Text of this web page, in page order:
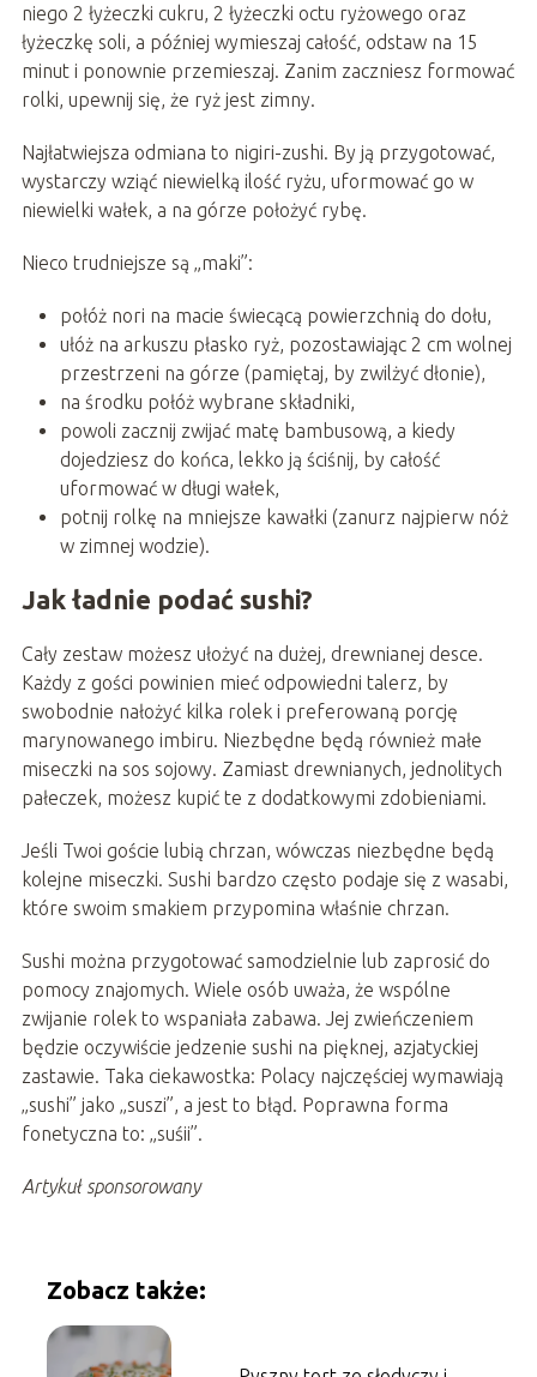
niego 2 łyżeczki cukru, 2 łyżeczki octu ryżowego oraz
łyżeczkę soli, a później wymieszaj całość, odstaw na 15
minut i ponownie przemieszaj. Zanim zaczniesz formować
rolki, upewnij się, że ryż jest zimny.
Najłatwiejsza odmiana to nigiri-zushi. By ją przygotować,
wystarczy wziąć niewielką ilość ryżu, uformować go w
niewielki wałek, a na górze położyć rybę.
Nieco trudniejsze są „maki”:
połóż nori na macie świecącą powierzchnią do dołu,
ułóż na arkuszu płasko ryż, pozostawiając 2 cm wolnej
przestrzeni na górze (pamiętaj, by zwilżyć dłonie),
na środku połóż wybrane składniki,
powoli zacznij zwijać matę bambusową, a kiedy
dojedziesz do końca, lekko ją ściśnij, by całość
uformować w długi wałek,
potnij rolkę na mniejsze kawałki (zanurz najpierw nóż
w zimnej wodzie).
Jak ładnie podać sushi?
Cały zestaw możesz ułożyć na dużej, drewnianej desce.
Każdy z gości powinien mieć odpowiedni talerz, by
swobodnie nałożyć kilka rolek i preferowaną porcję
marynowanego imbiru. Niezbędne będą również małe
miseczki na sos sojowy. Zamiast drewnianych, jednolitych
pałeczek, możesz kupić te z dodatkowymi zdobieniami.
Jeśli Twoi goście lubią chrzan, wówczas niezbędne będą
kolejne miseczki. Sushi bardzo często podaje się z wasabi,
które swoim smakiem przypomina właśnie chrzan.
Sushi można przygotować samodzielnie lub zaprosić do
pomocy znajomych. Wiele osób uważa, że wspólne
zwijanie rolek to wspaniała zabawa. Jej zwieńczeniem
będzie oczywiście jedzenie sushi na pięknej, azjatyckiej
zastawie. Taka ciekawostka: Polacy najczęściej wymawiają
„sushi” jako „suszi”, a jest to błąd. Poprawna forma
fonetyczna to: „suśii”.
Artykuł sponsorowany
Zobacz także: